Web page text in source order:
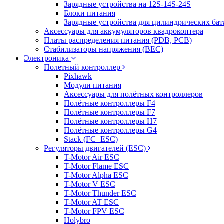
Зарядные устройства на 12S-14S-24S
Блоки питания
Зарядные устройства для цилиндрических
Аксессуары для аккумуляторов квадрокоптера
Платы распределения питания (PDB, PCB)
Стабилизаторы напряжения (BEC)
Электроника
Полетный контроллер
Pixhawk
Модули питания
Аксессуары для полётных контроллеров
Полётные контроллеры F4
Полётные контроллеры F7
Полётные контроллеры H7
Полётные контроллеры G4
Stack (FC+ESC)
Регуляторы двигателей (ESC)
T-Motor Air ESC
T-Motor Flame ESC
T-Motor Alpha ESC
T-Motor V ESC
T-Motor Thunder ESC
T-Motor AT ESC
T-Motor FPV ESC
Holybro